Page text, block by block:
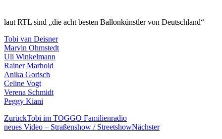
laut RTL sind „die acht besten Ballonkünstler von Deutschland“
Tobi van Deisner
Marvin Ohmstedt
Uli Winkelmann
Rainer Marhold
Anika Gorisch
Celine Vogt
Verena Schmidt
Peggy Kiani
ZurückTobi im TOGGO Familienradio
neues Video – Straßenshow / StreetshowNächster